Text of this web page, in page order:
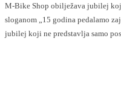
M-Bike Shop obilježava jubilej koji
sloganom „15 godina pedalamo
jubilej koji ne predstavlja samo